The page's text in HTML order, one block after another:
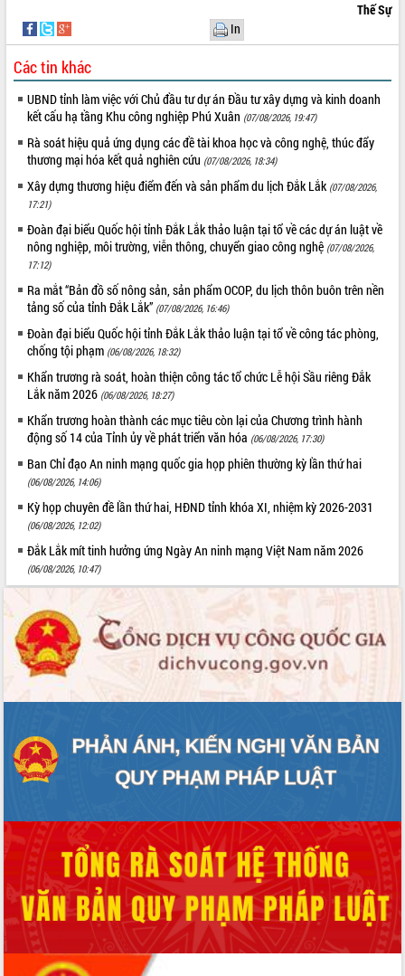
Họp báo thông tin về Hội nghị Công bố
Quy hoạch và Xúc tiến đầu tư tỉnh Đắk
Lắk
Khơi thông điểm nghẽn, đẩy nhanh
giải ngân vốn khắc phục thiên tai
hoạch tỉnh thời kỳ 2021-2030
Hội thảo góp ý hồ sơ điều chỉnh quy
hoạch tỉnh Đắk Lắk thời kỳ 2021-2030,
tầm nhìn đến năm 2050
Nâng cao hiệu quả hoạt động của các
doanh nghiệp nhà nước
Hội nghị triển khai kết nối mạng
truyền số liệu chuyên dùng phục vụ cơ
quan Đảng, Nhà nước
Lễ phát động chuỗi hoạt động chung
tay làm sạch môi trường
Xã Ea Kar bước chuyển mình trong
công tác cải cách hành chính mô hình
UBND tỉnh họp báo định kỳ tháng 4
năm 2026
Hội thảo khoa học “Giải pháp thúc đẩy
phát triển nền kinh tế xanh tại tỉnh
Đắk Lắk”
Tăng cường giám sát, đôn đốc thực
hiện nhiệm vụ quản lý tài sản công
hàng tuần
Tháo gỡ những vướng mắc, đẩy mạnh
công tác cải cách thủ tục hành chính
tại Trung tâm Phục vụ hành chính
công tỉnh
Đắk Lắk: Tôn vinh 46 giải pháp tại Hội
thi Sáng tạo Kỹ thuật 2024 - 2025
Đắk Lắk rà soát, điều chỉnh Đề án 190
Phó Chủ tịch UBND tỉnh Đắk Lắk
Trương Công Thái kiểm tra thực địa
Dự án cao tốc Khánh Hòa - Buôn Ma
Định vị cà phê Việt Nam như một “di
sản sống” trong dòng chảy toàn cầu
Xây dựng nông thôn mới: Nâng cao đời
sống người dân từ những mô hình thiết
thực
Quyết liệt tháo gỡ vướng mắc, đẩy
nhanh tiến độ các dự án trọng điểm
trong Khu kinh tế Nam Phú Yên
Thế Sự
In
Các tin khác
UBND tỉnh làm việc với Chủ đầu tư dự án Đầu tư xây dựng và kinh doanh
kết cấu hạ tầng Khu công nghiệp Phú Xuân (07/08/2026, 19:47)
Rà soát hiệu quả ứng dụng các đề tài khoa học và công nghệ, thúc đẩy
thương mại hóa kết quả nghiên cứu (07/08/2026, 18:34)
Xây dựng thương hiệu điểm đến và sản phẩm du lịch Đắk Lắk (07/08/2026,
17:21)
Đoàn đại biểu Quốc hội tỉnh Đắk Lắk thảo luận tại tổ về các dự án luật về
nông nghiệp, môi trường, viễn thông, chuyển giao công nghệ (07/08/2026,
17:12)
Ra mắt “Bản đồ số nông sản, sản phẩm OCOP, du lịch thôn buôn trên nền
tảng số của tỉnh Đắk Lắk” (07/08/2026, 16:46)
Đoàn đại biểu Quốc hội tỉnh Đắk Lắk thảo luận tại tổ về công tác phòng,
chống tội phạm (06/08/2026, 18:32)
Khẩn trương rà soát, hoàn thiện công tác tổ chức Lễ hội Sầu riêng Đắk
Lắk năm 2026 (06/08/2026, 18:27)
Khẩn trương hoàn thành các mục tiêu còn lại của Chương trình hành
động số 14 của Tỉnh ủy về phát triển văn hóa (06/08/2026, 17:30)
Ban Chỉ đạo An ninh mạng quốc gia họp phiên thường kỳ lần thứ hai
(06/08/2026, 14:06)
Kỳ họp chuyên đề lần thứ hai, HĐND tỉnh khóa XI, nhiệm kỳ 2026-2031
(06/08/2026, 12:02)
Đắk Lắk mít tinh hưởng ứng Ngày An ninh mạng Việt Nam năm 2026
(06/08/2026, 10:47)